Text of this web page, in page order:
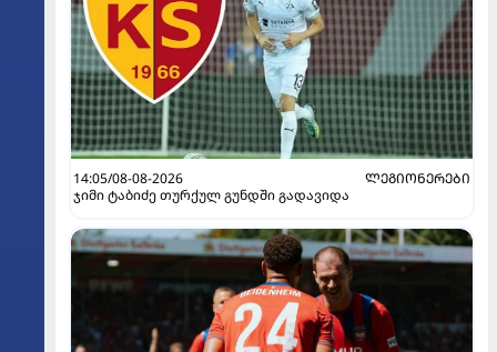
14:05/08-08-2026
ᲚᲔᲒᲘᲝᲜᲔᲠᲔᲑᲘ
ჯიმი ტაბიძე თურქულ გუნდში გადავიდა